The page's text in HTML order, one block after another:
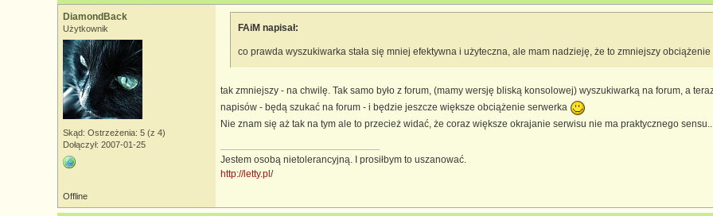
DiamondBack
Użytkownik
Skąd: Ostrzeżenia: 5 (z 4)
Dołączył: 2007-01-25
FAiM napisał:
co prawda wyszukiwarka stała się mniej efektywna i użyteczna, ale mam nadzieję, że to zmniejszy obciążenie
tak zmniejszy - na chwilę. Tak samo było z forum, (mamy wersję bliską konsolowej) wyszukiwarką na forum, a
napisów - będą szukać na forum - i będzie jeszcze większe obciążenie serwerka
Nie znam się aż tak na tym ale to przecież widać, że coraz większe okrajanie serwisu nie ma praktycznego
Jestem osobą nietolerancyjną. I prosiłbym to uszanować.
http://letty.pl /
Offline